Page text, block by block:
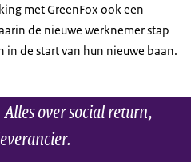
met GreenFox ook een
de nieuwe werknemer stap
de start van hun nieuwe baan.
over social return,